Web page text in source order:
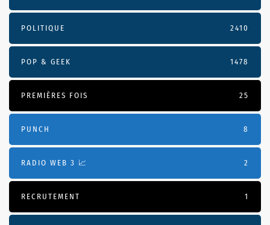
POLITIQUE 2410
POP & GEEK 1478
PREMIÈRES FOIS 25
PUNCH 8
RADIO WEB 3 📈 2
RECRUTEMENT 1